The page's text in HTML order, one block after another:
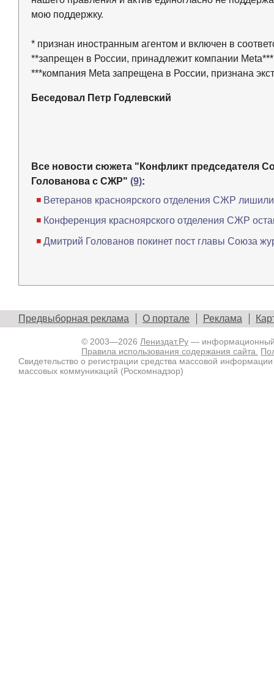
мою поддержку.
* признан иностранным агентом и включен в
**запрещен в России, принадлежит компании Meta***
***компания Meta запрещена в России, признана
Беседовал Петр Годлевский
Все новости сюжета "Конфликт председателя
Голованова с СЖР" (9):
Ветеранов красноярского отделения СЖР
Конференция красноярского отделения СЖР
Дмитрий Голованов покинет пост главы Союза
Предвыборная реклама О портале Реклама
© 2003—2026 Лениздат.Ру — информационный
Правила использования содержания сайта.
Свидетельство о регистрации средства массовой
массовых коммуникаций (Роскомнадзор)